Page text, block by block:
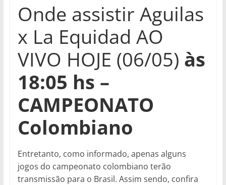
Onde assistir Aguilas
x La Equidad AO
VIVO HOJE (06/05) às
18:05 hs –
CAMPEONATO
Colombiano
Entretanto, como informado, apenas alguns
jogos do campeonato colombiano terão
transmissão para o Brasil. Assim sendo, confira